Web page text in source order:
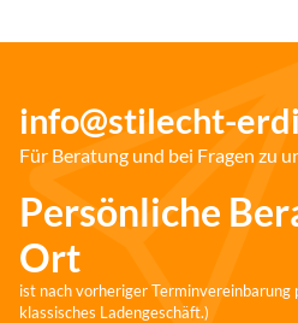
info@stilecht-
Für Beratung und bei Fragen zu
Persönliche
Ort
ist nach vorheriger Terminvereinbarung
klassisches Ladengeschäft.)